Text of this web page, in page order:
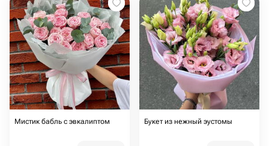
Мистик бабль с эвкалиптом Букет из нежный эустомы